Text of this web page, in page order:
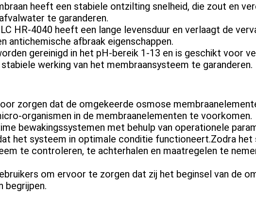
heeft een stabiele ontzilting snelheid, die zout en
te garanderen.
HR-4040 heeft een lange levensduur en verlaagt de
antichemische afbraak eigenschappen.
gereinigd in het pH-bereik 1-13 en is geschikt voor
werking van het membraansysteem te garanderen.
zorgen dat de omgekeerde osmose
organismen in de membraanelementen te voorkomen.
bewakingssystemen met behulp van operationele
het systeem in optimale conditie functioneert.Zodra het
te controleren, te achterhalen en maatregelen te
om ervoor te zorgen dat zij het beginsel van de
begrijpen.